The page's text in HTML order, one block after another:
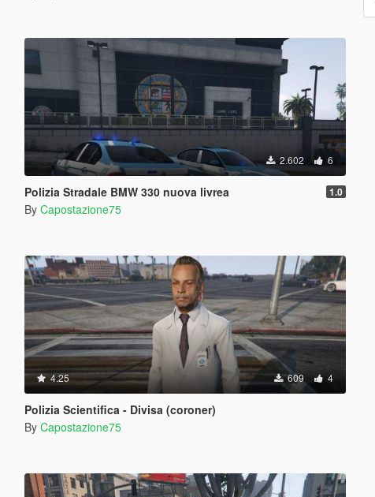
2.602 6
Polizia Stradale BMW 330 nuova livrea 1.0
By Capostazione75
4.25 609 4
Polizia Scientifica - Divisa (coroner)
By Capostazione75